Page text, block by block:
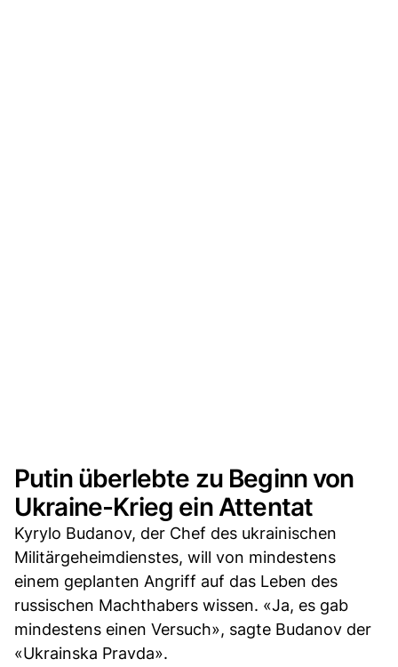
Putin überlebte zu Beginn von
Ukraine-Krieg ein Attentat
Kyrylo Budanov, der Chef des ukrainischen
Militärgeheimdienstes, will von mindestens
einem geplanten Angriff auf das Leben des
russischen Machthabers wissen. «Ja, es gab
mindestens einen Versuch», sagte Budanov der
«Ukrainska Pravda».